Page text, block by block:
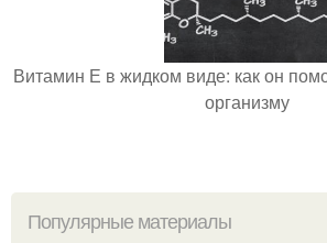
Витамин Е в жидком виде: как он
организму
Популярные материалы